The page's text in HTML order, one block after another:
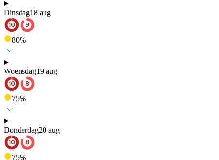
Dinsdag18 aug
80%
Woensdag19 aug
75%
Donderdag20 aug
75%